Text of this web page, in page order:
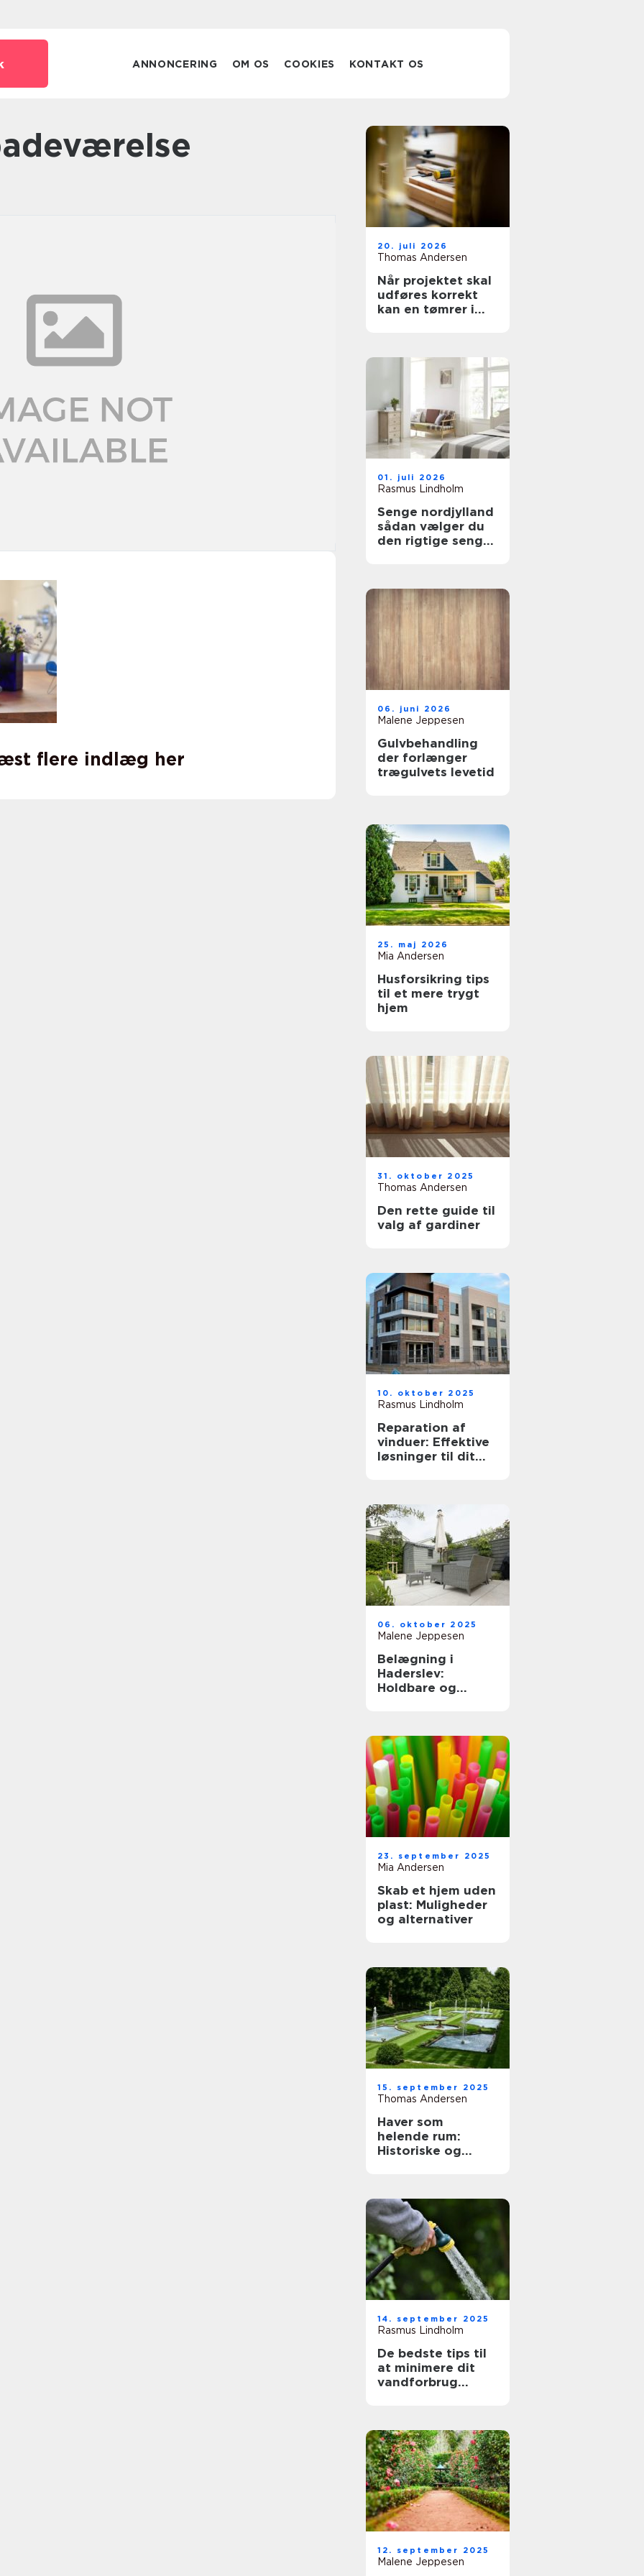
ANNONCERING OM OS COOKIES KONTAKT OS
flere indlæg her
20. juli 2026
Thomas Andersen
Når projektet skal
udføres korrekt
kan en tømrer i
01. juli 2026
Rasmus Lindholm
Senge nordjylland
sådan vælger du
den rigtige seng
06. juni 2026
Malene Jeppesen
Gulvbehandling
der forlænger
trægulvets levetid
25. maj 2026
Mia Andersen
Husforsikring tips
til et mere trygt
hjem
31. oktober 2025
Thomas Andersen
Den rette guide til
valg af gardiner
10. oktober 2025
Rasmus Lindholm
Reparation af
vinduer: Effektive
løsninger til dit
06. oktober 2025
Malene Jeppesen
Belægning i
Haderslev:
Holdbare og
23. september 2025
Mia Andersen
Skab et hjem uden
plast: Muligheder
og alternativer
15. september 2025
Thomas Andersen
Haver som
helende rum:
Historiske og
14. september 2025
Rasmus Lindholm
De bedste tips til
at minimere dit
vandforbrug
12. september 2025
Malene Jeppesen